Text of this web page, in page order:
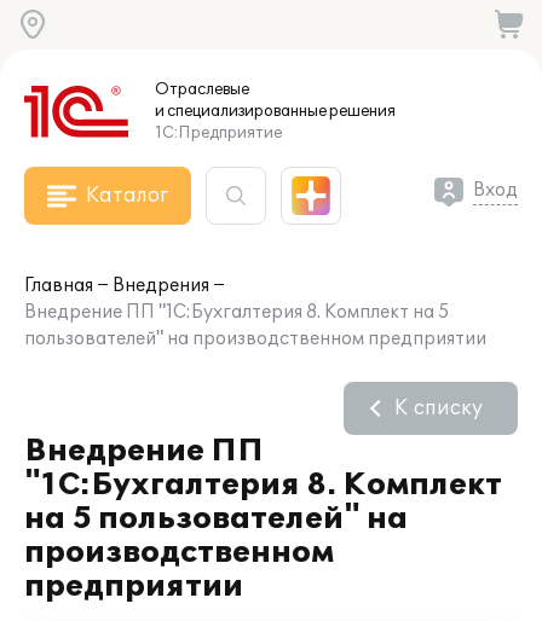
Отраслевые
и специализированныерешения
1С:Предприятие
Каталог Вход
Главная
Внедрения
Внедрение ПП "1С:Бухгалтерия 8. Комплект на 5
пользователей" на производственном предприятии
Внедрение ПП
"1С:Бухгалтерия 8. Комплект
на 5 пользователей" на
производственном
предприятии
К списку